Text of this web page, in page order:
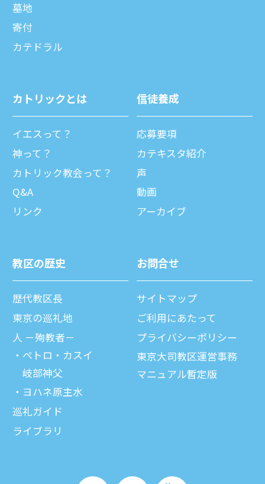
墓地
寄付
カテドラル
カトリックとは
イエスって？
神って？
カトリック教会って？
Q&A
リンク
信徒養成
応募要項
カテキスタ紹介
声
動画
アーカイブ
教区の歴史
歴代教区⻑
東京の巡礼地
⼈ －殉教者－
ペトロ・カスイ
岐部神父
ヨハネ原主水
巡礼ガイド
ライブラリ
お問合せ
サイトマップ
ご利⽤にあたって
プライバシーポリシー
東京大司教区運営事務
マニュアル暫定版